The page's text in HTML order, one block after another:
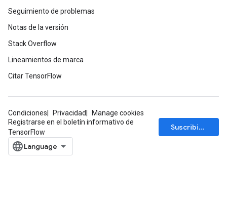
Seguimiento de problemas
Notas de la versión
Stack Overflow
Lineamientos de marca
Citar TensorFlow
Condiciones Privacidad
Manage cookies
Registrarse en el boletín informativo de
TensorFlow
Suscribirse